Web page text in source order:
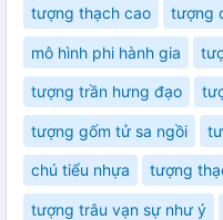
tượng thạch cao tượng
mô hình phi hành gia
tượng trần hưng đạo
tượng gốm tử sa ngồi
chú tiểu nhựa tượng
tượng trâu vạn sự như ý